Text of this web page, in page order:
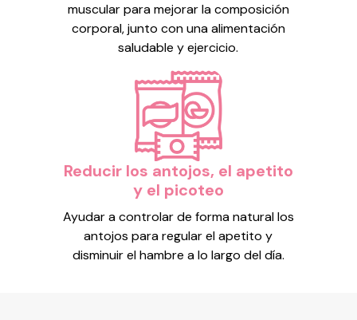
muscular para mejorar la composición
corporal, junto con una alimentación
saludable y ejercicio.
Reducir los antojos, el apetito
y el picoteo
Ayudar a controlar de forma natural los
antojos para regular el apetito y
disminuir el hambre a lo largo del día.